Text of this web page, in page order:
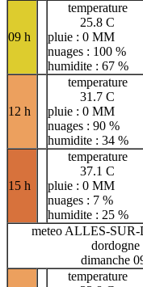
09 h
temperature
25.8 C
pluie : 0 MM
nuages : 100 %
humidite : 67 %
12 h
temperature
31.7 C
pluie : 0 MM
nuages : 90 %
humidite : 34 %
15 h
temperature
37.1 C
pluie : 0 MM
nuages : 7 %
humidite : 25 %
meteo ALLES-
dordogne
dimanche
temperature